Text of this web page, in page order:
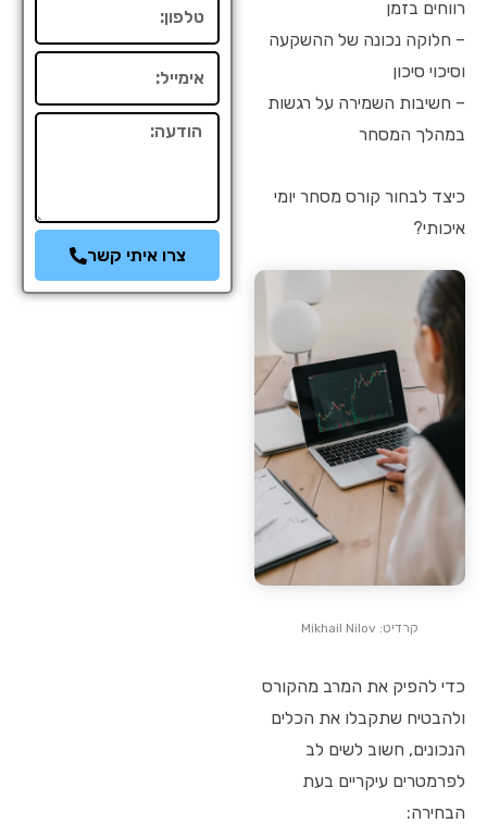
רווחים בזמן
– חלוקה נכונה של ההשקעה
וסיכוי סיכון
– חשיבות השמירה על רגשות
במהלך המסחר
כיצד לבחור קורס מסחר יומי
איכותי?
קרדיט: Mikhail Nilov
כדי להפיק את המרב מהקורס
ולהבטיח שתקבלו את הכלים
הנכונים, חשוב לשים לב
לפרמטרים עיקריים בעת
הבחירה:
הודעה
צרו איתי קשר